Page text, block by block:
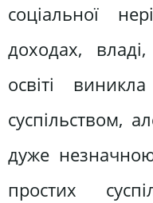
соціальної
доходах,
освіті
суспільством,
дуже
простих